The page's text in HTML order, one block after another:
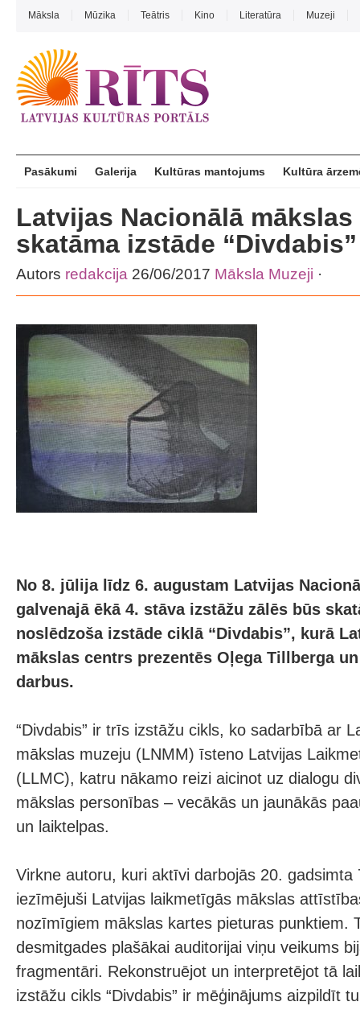
Māksla Mūzika Teātris Kino Literatūra Muzeji
Pasākumi Galerija Kultūras mantojums Kultūra
Latvijas Nacionālā mākslas
skatāma izstāde “Divdabis”
Autors redakcija 26/06/2017 Māksla Muzeji ·
No 8. jūlija līdz 6. augustam Latvijas
galvenajā ēkā 4. stāva izstāžu zālēs būs
noslēdzoša izstāde ciklā “Divdabis”, kurā
mākslas centrs prezentēs Oļega Tillberga
darbus.
“Divdabis” ir trīs izstāžu cikls, ko sadarbībā ar
mākslas muzeju (LNMM) īsteno Latvijas
(LLMC), katru nākamo reizi aicinot uz dialogu
mākslas personības – vecākās un jaunākās
un laiktelpas.
Virkne autoru, kuri aktīvi darbojās 20. gadsimta
iezīmējuši Latvijas laikmetīgās mākslas
nozīmīgiem mākslas kartes pieturas punktiem.
desmitgades plašākai auditorijai viņu veikums
fragmentāri. Rekonstruējot un interpretējot tā
izstāžu cikls “Divdabis” ir mēģinājums aizpildīt